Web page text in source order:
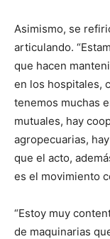
Asimismo, se
articulando.
que hacen
en los hospitales,
tenemos muchas
mutuales, hay
agropecuarias,
que el acto,
es el movimiento
“Estoy muy
de maquinarias